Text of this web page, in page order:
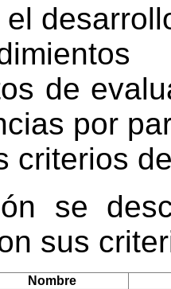
de
por
criterios
se
sus
Nombre